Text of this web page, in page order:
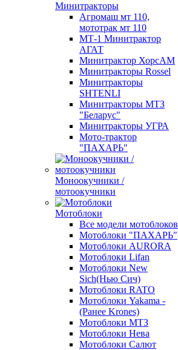
Минитракторы
Агромаш мт 110,
мототрак мт 110
МТ-1 Минитрактор
АГАТ
Минитрактор ХорсАМ
Минитракторы Rossel
Минитракторы
SHTENLI
Минитракторы МТЗ
"Беларус"
Минитракторы УГРА
Мото-трактор
"ПАХАРЬ"
Моноокучники /
мотоокучники
Мотоблоки
Все модели мотоблоков
Мотоблоки "ПАХАРЬ"
Мотоблоки AURORA
Мотоблоки Lifan
Мотоблоки New
Sich(Нью Сич)
Мотоблоки RATO
Мотоблоки Yakama -
(Ранее Krones)
Мотоблоки МТЗ
Мотоблоки Нева
Мотоблоки Салют